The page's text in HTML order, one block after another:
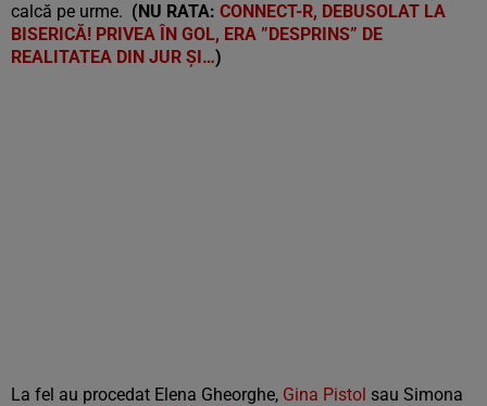
calcă pe urme. (NU RATA: CONNECT-R, DEBUSOLAT LA
BISERICĂ! PRIVEA ÎN GOL, ERA ”DESPRINS” DE
REALITATEA DIN JUR ȘI…)
La fel au procedat Elena Gheorghe, Gina Pistol sau Simona